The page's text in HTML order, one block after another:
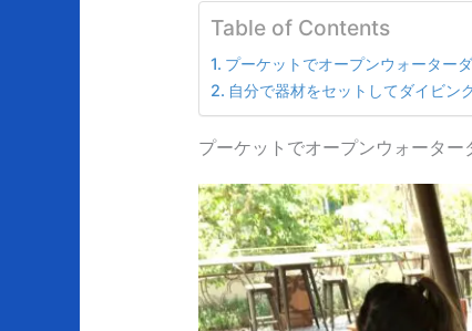
Table of Contents
プーケットでオープンウォーター
自分で器材をセットしてダイビン
プーケットでオープンウォーター